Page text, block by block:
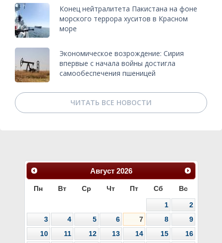
Конец нейтралитета Пакистана на фоне
морского террора хуситов в Красном
море
Экономическое возрождение: Сирия
впервые с начала войны достигла
самообеспечения пшеницей
ЧИТАТЬ ВСЕ НОВОСТИ
Август 2026
Пн Вт Ср Чт Пт Сб Вс
1
2
3
4 5 6 7 8
9
10
11 12 13 14 15
16